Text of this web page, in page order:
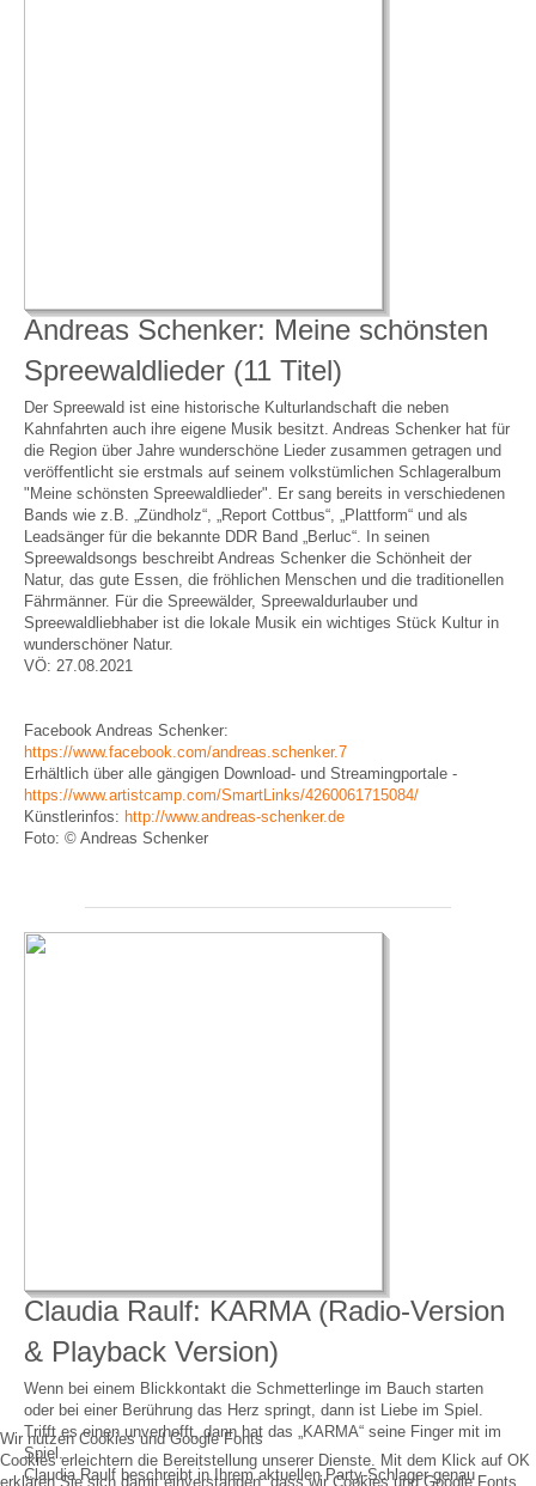
Andreas Schenker: Meine schönsten
Spreewaldlieder (11 Titel)
Der Spreewald ist eine historische Kulturlandschaft die neben
Kahnfahrten auch ihre eigene Musik besitzt. Andreas Schenker hat für
die Region über Jahre wunderschöne Lieder zusammen getragen und
veröffentlicht sie erstmals auf seinem volkstümlichen Schlageralbum
"Meine schönsten Spreewaldlieder". Er sang bereits in verschiedenen
Bands wie z.B. „Zündholz“, „Report Cottbus“, „Plattform“ und als
Leadsänger für die bekannte DDR Band „Berluc“. In seinen
Spreewaldsongs beschreibt Andreas Schenker die Schönheit der
Natur, das gute Essen, die fröhlichen Menschen und die traditionellen
Fährmänner. Für die Spreewälder, Spreewaldurlauber und
Spreewaldliebhaber ist die lokale Musik ein wichtiges Stück Kultur in
wunderschöner Natur.
VÖ: 27.08.2021
Facebook Andreas Schenker:
https://www.facebook.com/andreas.schenker.7
Erhältlich über alle gängigen Download- und Streamingportale -
https://www.artistcamp.com/SmartLinks/4260061715084/
Künstlerinfos: http://www.andreas-schenker.de
Foto: © Andreas Schenker
Claudia Raulf: KARMA (Radio-Version
& Playback Version)
Wenn bei einem Blickkontakt die Schmetterlinge im Bauch starten
oder bei einer Berührung das Herz springt, dann ist Liebe im Spiel.
Trifft es einen unverhofft, dann hat das „KARMA“ seine Finger mit im
Spiel.
Claudia Raulf beschreibt in Ihrem aktuellen Party-Schlager genau
Wir nutzen Cookies und Google Fonts
Cookies erleichtern die Bereitstellung unserer Dienste. Mit dem Klick auf OK
erklären Sie sich damit einverstanden, dass wir Cookies und Google Fonts